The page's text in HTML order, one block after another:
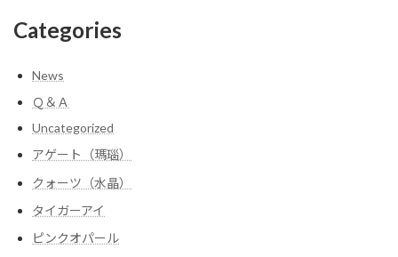
Categories
News
Ｑ＆Ａ
Uncategorized
アゲート（瑪瑙）
クォーツ（水晶）
タイガーアイ
ピンクオパール